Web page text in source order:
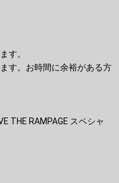
す。
す。お時間に余裕がある方
THE RAMPAGE スペシャ